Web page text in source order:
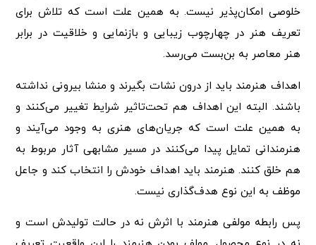
خلوصی امکان‌پذیر نیست. به همین علت است که تلاش برای
تعریف هنر در چهارچوب زیبایی و بازنمایی و خلاقیت در برابر
هنر معاصر به بن‌بست می‌رسد.
اهداف هنرمند باید از درون نشات بگیرند و منشا بیرونی نداشته
باشند. البته این اهداف هم تحت‌تاثیر شرایط تغییر می‌کنند و
به همین علت است که جریان‌های هنری به وجود می‌آیند و
هنرمندانی تمایل پیدا می‌کنند در مسیر مشابهی آثار مربوط به
هم خلق کنند. هنرمند باید اهداف خودش را انتخاب کند و جاعل
موظف به این نوع هدف‌گذاری نیست.
پس رابطه مولفی هنرمند با اثرش نه در حالت تولیدش است و